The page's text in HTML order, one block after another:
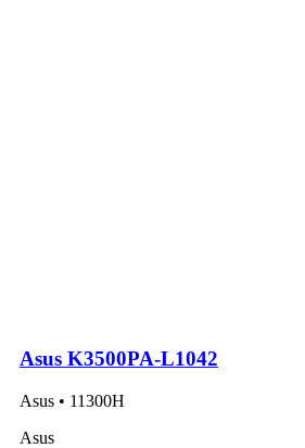
Asus K3500PA-L1042
Asus • 11300H
Asus